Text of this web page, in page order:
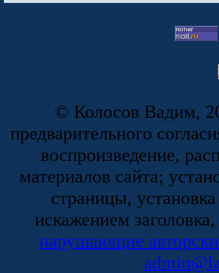
© Колосов Вадим,
предварительного
воспроизведение,
материалов сайта;
страницы,
искажением
нарушающие